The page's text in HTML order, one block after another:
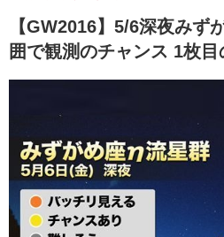
【GW2016】5/6深夜みず
囲で観測のチャンス 1枚